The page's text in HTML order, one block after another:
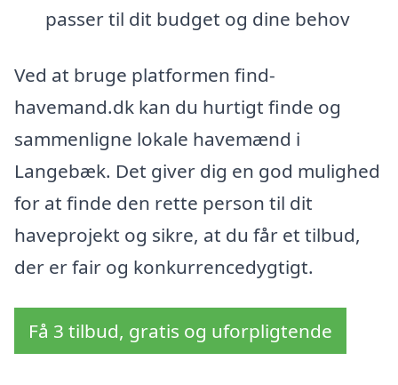
passer til dit budget og dine behov
Ved at bruge platformen find-
havemand.dk kan du hurtigt finde og
sammenligne lokale havemænd i
Langebæk. Det giver dig en god mulighed
for at finde den rette person til dit
haveprojekt og sikre, at du får et tilbud,
der er fair og konkurrencedygtigt.
Få 3 tilbud, gratis og uforpligtende